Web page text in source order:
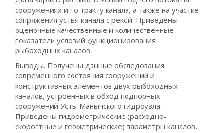
сооружениях и по тракту канала, а также на участке
сопряжения устья канала с рекой. Приведены
оценочные качественные и количественные
показатели условий функционирования
рыбоходных каналов.
Выводы. Получены данные обследования
современного состояния сооружений и
конструктивных элементов двух рыбоходных
каналов, устроенных в обход подпорных
сооружений Усть-Манычского гидроузла.
Приведены гидрометрические (расходно-
скоростные и геометрические) параметры каналов,